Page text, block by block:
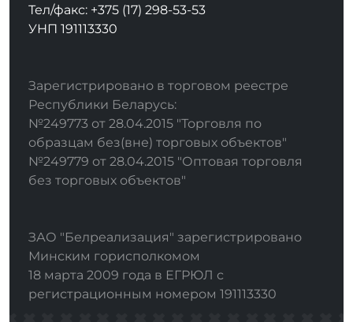
Тел/факс: +375 (17) 298-53-53
УНП 191113330
Зарегистрировано в торговом реестре
Республики Беларусь:
№249773 от 28.04.2015 "Торговля по
образцам без(вне) торговых объектов"
№249779 от 28.04.2015 "Оптовая торговля
без торговых объектов"
ЗАО "Белреализация" зарегистрировано
Минским горисполкомом
18 марта 2009 года в ЕГРЮЛ с
регистрационным номером 191113330